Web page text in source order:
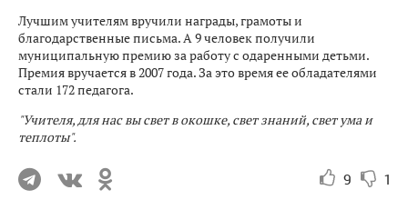
Лучшим учителям вручили награды, грамоты и
благодарственные письма. А 9 человек получили
муниципальную премию за работу с одаренными детьми.
Премия вручается в 2007 года. За это время ее обладателями
стали 172 педагога.
"Учителя, для нас вы свет в окошке, свет знаний, свет ума и
теплоты".
9 1